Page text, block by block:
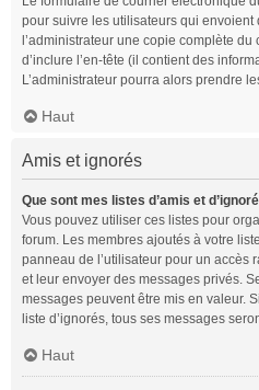
pour suivre les utilisateurs qui envoient
l’administrateur une copie complète
d’inclure l’en-tête (il contient des
L’administrateur pourra alors prendre
Haut
Amis et ignorés
Que sont mes listes d’amis et
Vous pouvez utiliser ces listes pour
forum. Les membres ajoutés à votre
panneau de l’utilisateur pour un accès
et leur envoyer des messages privés.
messages peuvent être mis en valeur.
liste d’ignorés, tous ses messages
Haut